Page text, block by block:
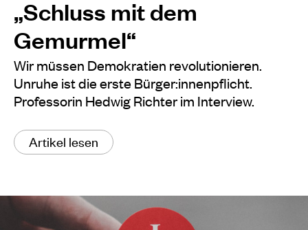
„Schluss mit dem
Gemurmel“
Wir müssen Demokratien revolutionieren.
Unruhe ist die erste Bürger:innenpflicht.
Professorin Hedwig Richter im Interview.
Artikel lesen